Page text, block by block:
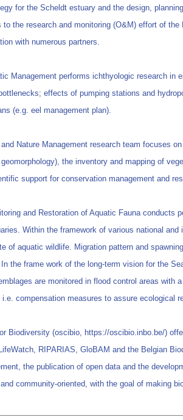
for the Scheldt estuary and the design,
to the research and monitoring (O&M) effort of
with numerous partners.
Management performs ichthyologic research in
effects of pumping stations and
(e.g. eel management plan).
Nature Management research team focuses
the inventory and mapping of
support for conservation management and
and Restoration of Aquatic Fauna conducts
Within the framework of various national
of aquatic wildlife. Migration pattern and
the frame work of the long-term vision for the
are monitored in flood control areas with
compensation measures to assure ecological
Biodiversity (oscibio, https://oscibio.inbo.be/)
RIPARIAS, GloBAM and the Belgian
the publication of open data and the
community-oriented, with the goal of making